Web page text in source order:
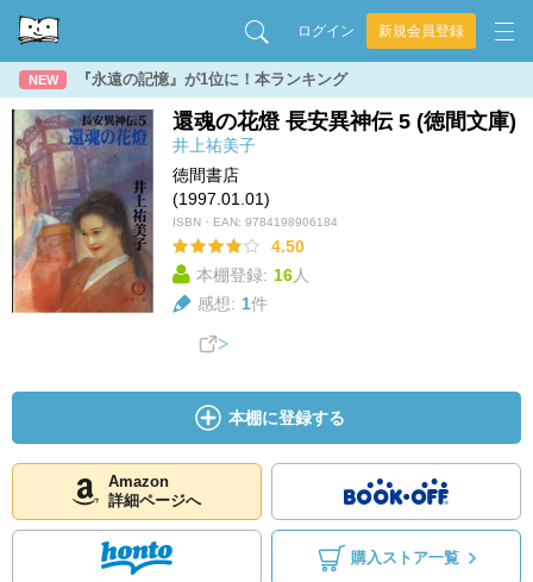
ログイン 新規会員登録
NEW 『永遠の記憶』が1位に！本ランキング
還魂の花燈 長安異神伝 5 (徳間文庫)
井上祐美子
徳間書店
(1997.01.01)
ISBN・EAN: 9784198906184
4.50
本棚登録: 16人
感想: 1件
本棚に登録する
Amazon
詳細ページへ
購入ストア一覧